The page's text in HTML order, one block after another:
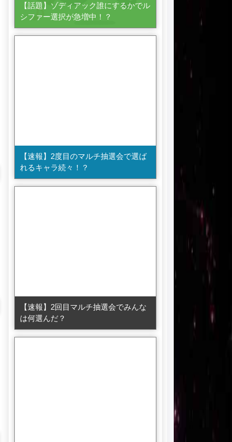
【話題】ゾディアック誰にするかでル
シファー選択が急増中！？
【速報】2度目のマルチ抽選会で選ば
れるキャラ続々！？
【速報】2回目マルチ抽選会でみんな
は何選んだ？